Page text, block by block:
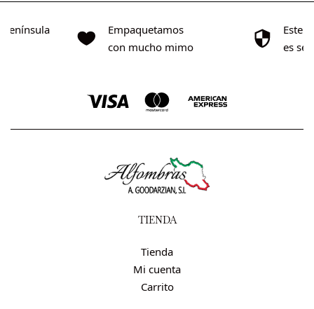
Empaquetamos
con mucho mimo
Este
es
TIENDA
Tienda
Mi cuenta
Carrito